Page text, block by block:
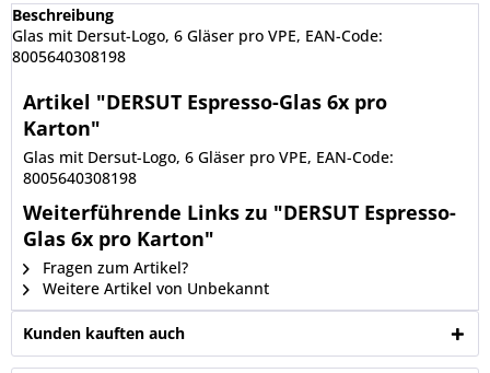
Beschreibung
Glas mit Dersut-Logo, 6 Gläser pro VPE, EAN-Code:
8005640308198
Artikel "DERSUT Espresso-Glas 6x pro
Karton"
Glas mit Dersut-Logo, 6 Gläser pro VPE, EAN-Code:
8005640308198
Weiterführende Links zu "DERSUT Espresso-
Glas 6x pro Karton"
Fragen zum Artikel?
Weitere Artikel von Unbekannt
Kunden kauften auch